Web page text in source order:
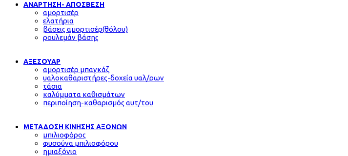
ΑΝΑΡΤΗΣΗ- ΑΠΟΣΒΕΣΗ
αμορτισέρ
ελατήρια
βάσεις αμορτισέρ(θόλου)
ρουλεμάν βάσης
ΑΞΕΣΟΥΑΡ
αμορτισέρ μπαγκάζ
υαλοκαθαριστήρες-δοχεία υαλ/ρων
τάσια
καλύμματα καθισμάτων
περιποίηση-καθαρισμός αυτ/του
ΜΕΤΑΔΟΣΗ ΚΙΝΗΣΗΣ ΑΞΟΝΩΝ
μπιλιοφόρος
φυσούνα μπιλιοφόρου
ημιαξόνιο